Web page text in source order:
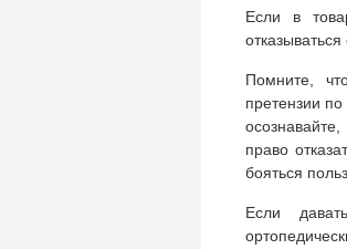
Если в
Помните,
претензии
право
бояться
Если